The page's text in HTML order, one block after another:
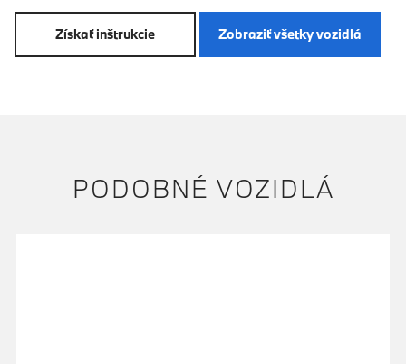
Získať inštrukcie Zobraziť všetky vozidlá
PODOBNÉ VOZIDLÁ